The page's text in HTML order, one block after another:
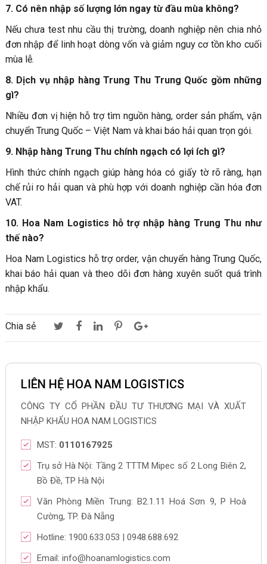
7. Có nên nhập số lượng lớn ngay từ đầu mùa không?
Nếu chưa test nhu cầu thị trường, doanh nghiệp nên chia nhỏ
đơn nhập để linh hoạt dòng vốn và giảm nguy cơ tồn kho cuối
mùa lễ.
8. Dịch vụ nhập hàng Trung Thu Trung Quốc gồm những
gì?
Nhiều đơn vị hiện hỗ trợ tìm nguồn hàng, order sản phẩm, vận
chuyển Trung Quốc – Việt Nam và khai báo hải quan trọn gói.
9. Nhập hàng Trung Thu chính ngạch có lợi ích gì?
Hình thức chính ngạch giúp hàng hóa có giấy tờ rõ ràng, hạn
chế rủi ro hải quan và phù hợp với doanh nghiệp cần hóa đơn
VAT.
10. Hoa Nam Logistics hỗ trợ nhập hàng Trung Thu như
thế nào?
Hoa Nam Logistics hỗ trợ order, vận chuyển hàng Trung Quốc,
khai báo hải quan và theo dõi đơn hàng xuyên suốt quá trình
nhập khẩu.
Chia sẻ
LIÊN HỆ HOA NAM LOGISTICS
CÔNG TY CỔ PHẦN ĐẦU TƯ THƯƠNG MẠI VÀ XUẤT
NHẬP KHẨU HOA NAM LOGISTICS
MST: 0110167925
Trụ sở Hà Nội: Tầng 2 TTTM Mipec số 2 Long Biên 2,
Bồ Đề, TP Hà Nội
Văn Phòng Miền Trung: B2.1.11 Hoá Sơn 9, P Hoà
Cường, TP. Đà Nẵng
Hotline: 1900.633.053 | 0948.688.692
Email: info@hoanamlogistics.com